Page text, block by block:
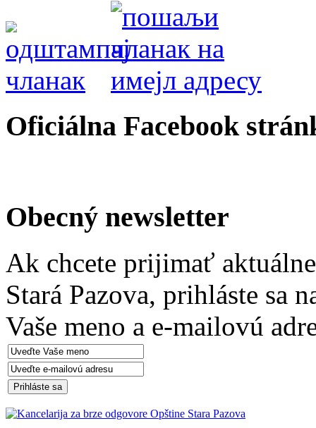
Oficiálna Facebook
Obecný newsletter
Ak chcete prijimať
Stará Pazova, prihláste sa
Vaše meno a e-mailovú